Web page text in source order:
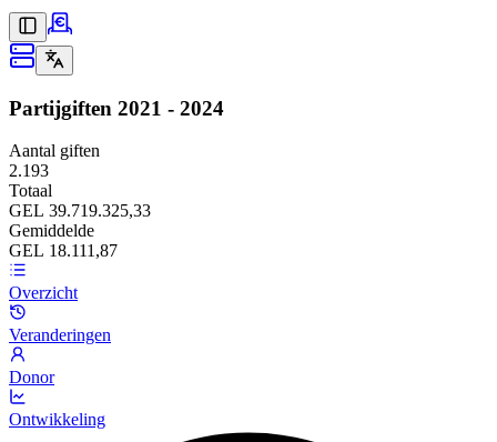
Partijgiften 2021 - 2024
Aantal giften
2.193
Totaal
GEL 39.719.325,33
Gemiddelde
GEL 18.111,87
Overzicht
Veranderingen
Donor
Ontwikkeling